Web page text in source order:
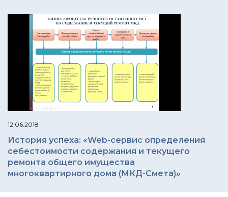
12.06.2018
История успеха: «Web-сервис определения
себестоимости содержания и текущего
ремонта общего имущества
многоквартирного дома (МКД-Смета)»